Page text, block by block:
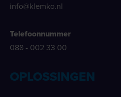
info@klemko.nl
Telefoonnummer
088 - 002 33 00
OPLOSSINGEN